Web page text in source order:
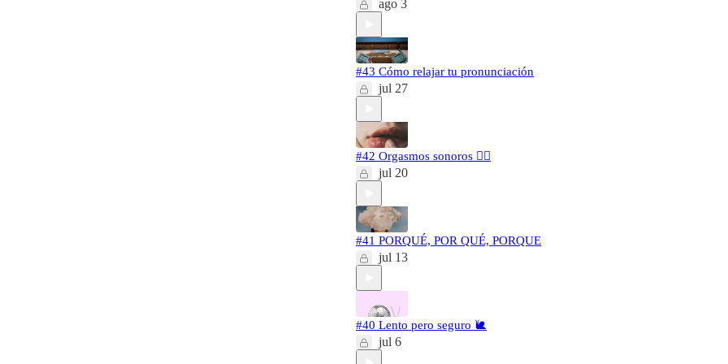
ago 3
#43 Cómo relajar tu pronunciación
jul 27
#42 Orgasmos sonoros 🐦‍🔥
jul 20
#41 PORQUÉ, POR QUÉ, PORQUE
jul 13
#40 Lento pero seguro 🐌
jul 6